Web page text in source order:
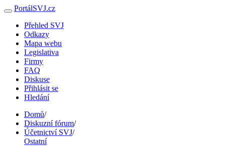
PortálSVJ.cz
Přehled SVJ
Odkazy
Mapa webu
Legislativa
Firmy
FAQ
Diskuse
Přihlásit se
Hledání
Domů/
Diskuzní fórum/
Účetnictví SVJ/
Ostatní